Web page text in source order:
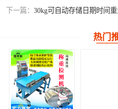
下一篇： 30kg可自动存储日期时间
热门